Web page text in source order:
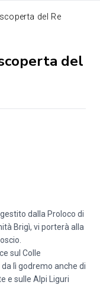
del Re
del
dalla Proloco di
Brigì, vi porterà alla
sul Colle
lì godremo anche di
e sulle Alpi Liguri